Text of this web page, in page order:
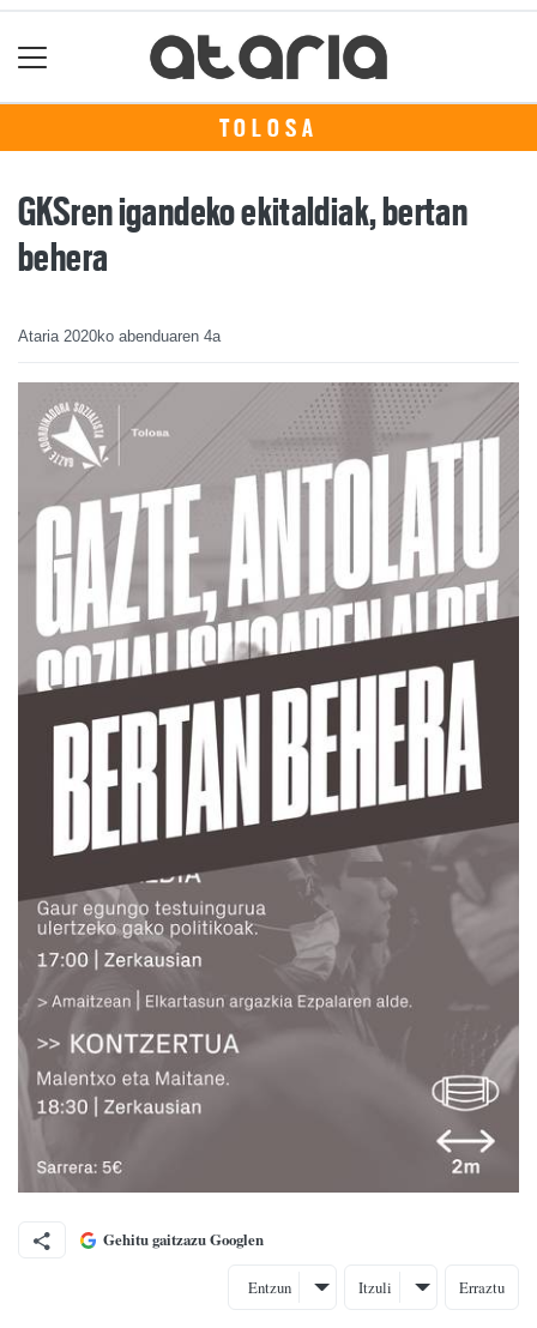
TOLOSA
GKSren igandeko ekitaldiak, bertan
behera
Ataria 2020ko abenduaren 4a
Gehitu gaitzazu Googlen
Entzun Itzuli Erraztu